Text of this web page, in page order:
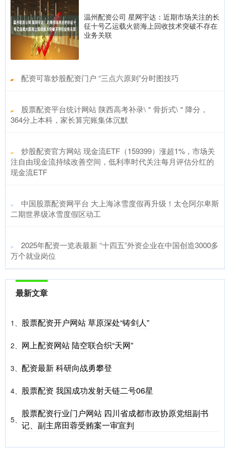
温州配资公司 星网宇达：近期市场关注的长
征十号乙运载火箭海上回收技术突破不存在
业务关联
​配资可靠炒股配资门户 “三点六原则”分时图技巧
​股票配资平台统计网站 陕西高考补录\＂骨折式\＂降分，
364分上本科，家长算完账集体沉默
​炒股配资官方网站 现金流ETF（159399）涨超1%，市场关
注自由现金流持续改善空间，低利率时代关注每月评估分红的
现金流ETF
​中国股票配资网平台 大上海冰雪度假再升级！太仓阿尔卑斯
二期世界级冰雪度假区动工
​2025年配资一览表最新 “十四五”外资企业在中国创造3000多
万个就业岗位
最新文章
1、 股票配资开户网站 草原深处“铸剑人”
2、 网上配资网站 陆空联合织“天网”
3、 配资最新 科研向战勇攀登
4、 股票配资 我国成功发射天链二号06星
5、
股票配资行业门户网站 四川省成都市政协原党组副书
记、副主席田蓉受贿案一审宣判